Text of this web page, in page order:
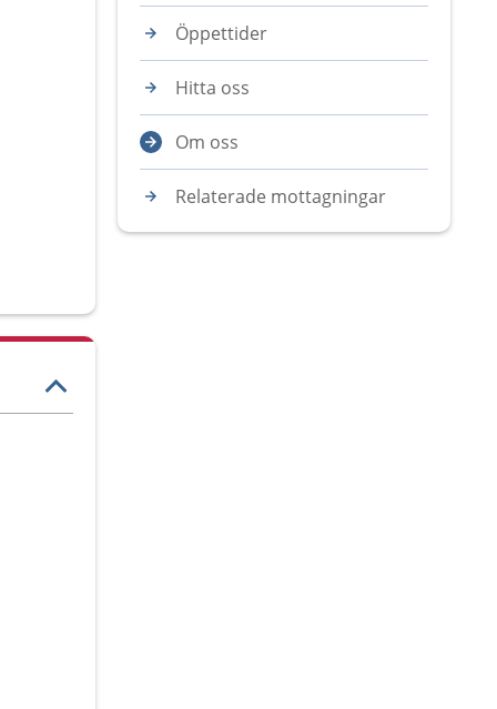
Öppettider
Hitta oss
Om oss
Relaterade mottagningar